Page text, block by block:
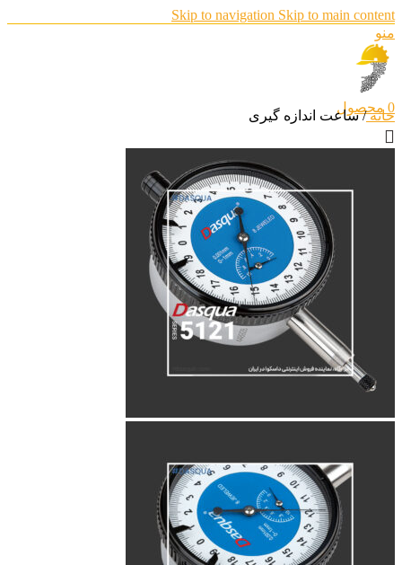
Skip to navigation Skip to main content
منو
0 محصول
خانه/ ساعت اندازه گیری